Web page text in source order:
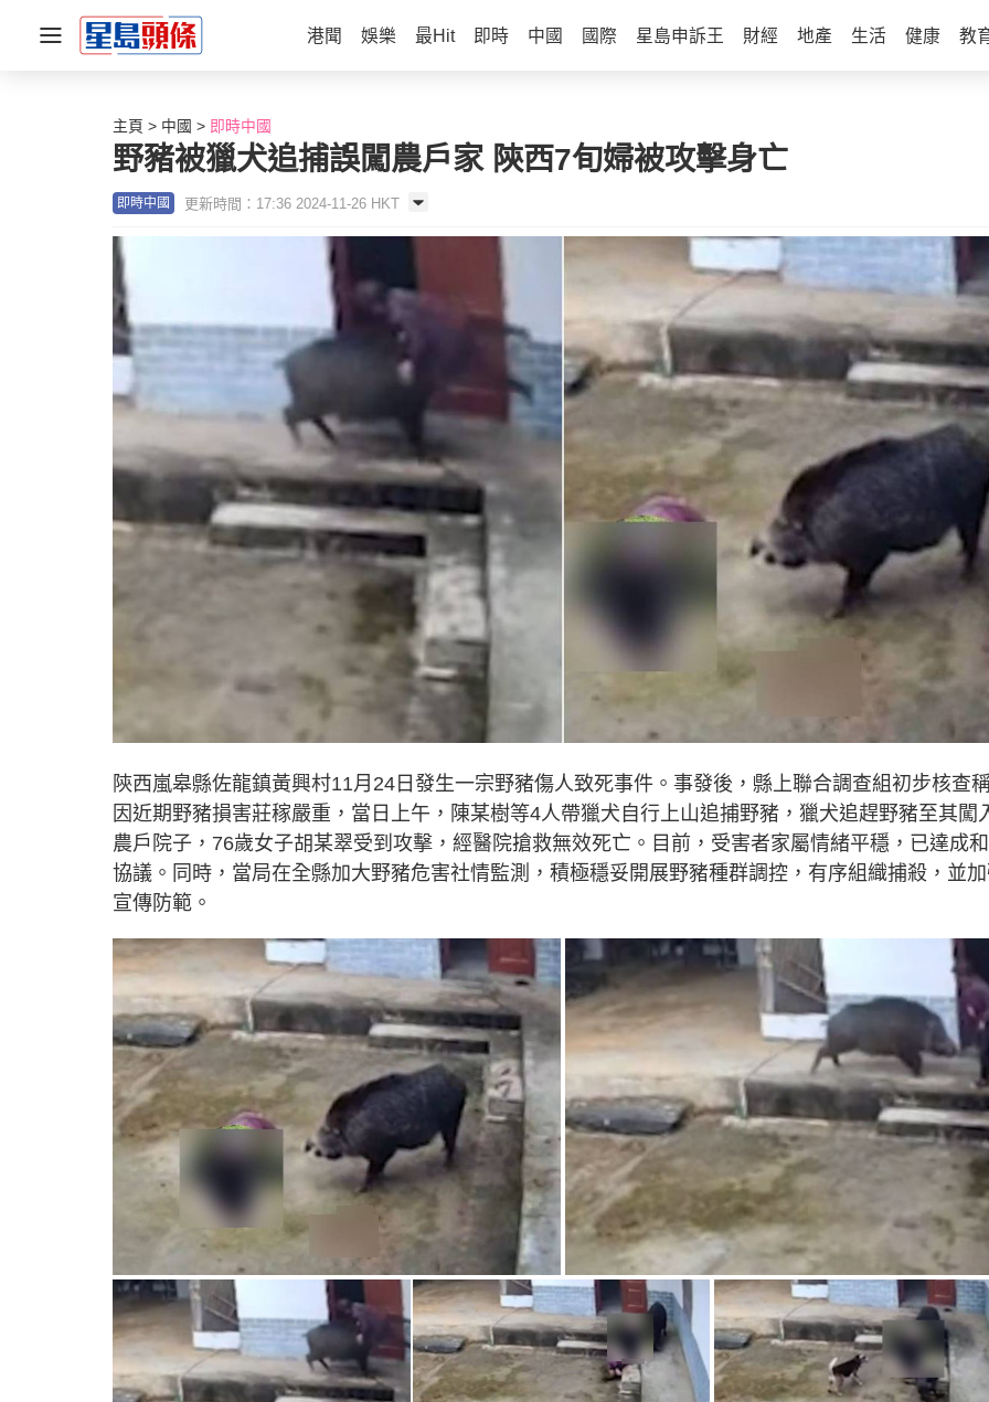
港聞 娛樂 最Hit 即時 中國 國際 星島申訴王 財經 地產 生活 健康 教
主頁 中國 即時中國
野豬被獵犬追捕誤闖農戶家 陝西7旬婦被攻擊身亡
即時中國 更新時間：17:36 2024-11-26 HKT
陝西嵐皋縣佐龍鎮黃興村11月24日發生一宗野豬傷人致死事件。事發後，縣上聯合調查組初步核查稱
因近期野豬損害莊稼嚴重，當日上午，陳某樹等4人帶獵犬自行上山追捕野豬，獵犬追趕野豬至其闖
農戶院子，76歲女子胡某翠受到攻擊，經醫院搶救無效死亡。目前，受害者家屬情緒平穩，已達成
協議。同時，當局在全縣加大野豬危害社情監測，積極穩妥開展野豬種群調控，有序組織捕殺，並
宣傳防範。